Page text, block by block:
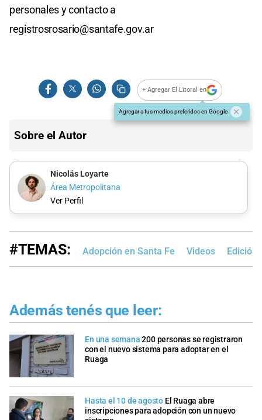
personales y contacto a
registrosrosario@santafe.gov.ar
+ Agregar El Litoral en
Agregar a tus medios preferidos en Google
Sobre el Autor
Nicolás Loyarte
Área Metropolitana
Ver Perfil
#TEMAS: Adopción en Santa Fe Videos Edición
Además tenés que leer:
En una semana 200 personas se registraron
con el nuevo sistema para adoptar en el
Ruaga
Hasta el 10 de agosto El Ruaga abre
inscripciones para adopción con un nuevo